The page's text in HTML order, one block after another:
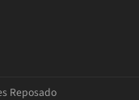
Reposado